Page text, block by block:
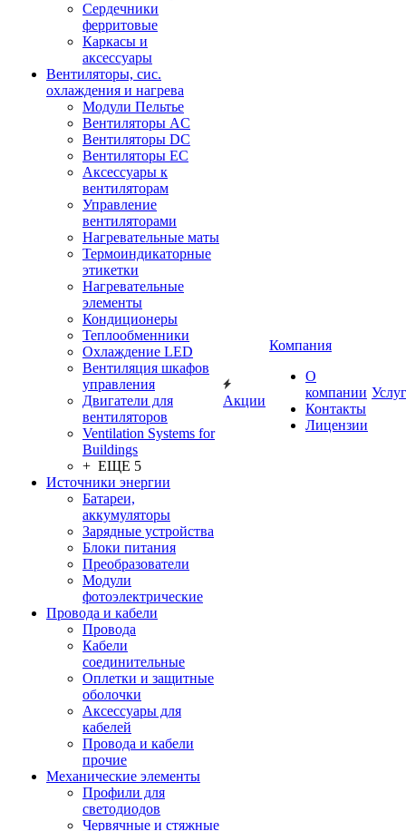
Сердечники
ферритовые
Каркасы и
аксессуары
Вентиляторы, сис.
охлаждения и нагрева
Модули Пельтье
Вентиляторы AC
Вентиляторы DC
Вентиляторы EC
Аксессуары к
вентиляторам
Управление
вентиляторами
Нагревательные маты
Термоиндикаторные
этикетки
Нагревательные
элементы
Кондиционеры
Теплообменники
Охлаждение LED
Вентиляция шкафов
управления
Двигатели для
вентиляторов
Ventilation Systems for
Buildings
+ ЕЩЕ 5
Источники энергии
Батареи,
аккумуляторы
Зарядные устройства
Блоки питания
Преобразователи
Модули
фотоэлектрические
Провода и кабели
Провода
Кабели
соединительные
Оплетки и защитные
оболочки
Аксессуары для
кабелей
Провода и кабели
прочие
Механические элементы
Профили для
светодиодов
Червячные и стяжные
Акции
Компания
О
компании
Контакты
Лицензии